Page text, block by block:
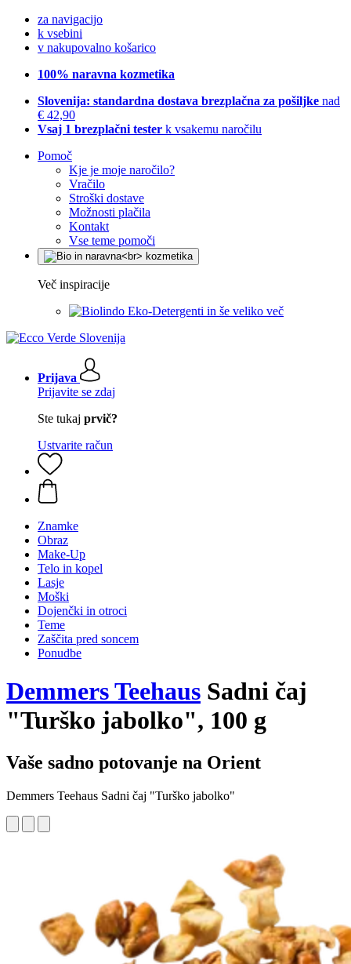
za navigacijo
k vsebini
v nakupovalno košarico
100% naravna kozmetika
Slovenija: standardna dostava brezplačna za pošiljke nad
€ 42,90
Vsaj 1 brezplačni tester k vsakemu naročilu
Pomoč
Kje je moje naročilo?
Vračilo
Stroški dostave
Možnosti plačila
Kontakt
Vse teme pomoči
Več inspiracije
Eko-Detergenti in še veliko več
Prijava
Prijavite se zdaj
Ste tukaj prvič?
Ustvarite račun
Znamke
Obraz
Make-Up
Telo in kopel
Lasje
Moški
Dojenčki in otroci
Teme
Zaščita pred soncem
Ponudbe
Demmers Teehaus Sadni čaj
"Turško jabolko", 100 g
Vaše sadno potovanje na Orient
Demmers Teehaus Sadni čaj "Turško jabolko"